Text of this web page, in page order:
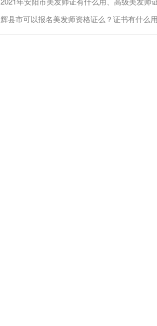
辉县市可以报名美发师资格证么？证书有什么